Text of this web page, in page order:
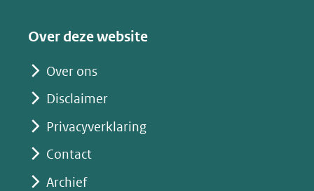
Over deze website
Over ons
Disclaimer
Privacyverklaring
Contact
Archief